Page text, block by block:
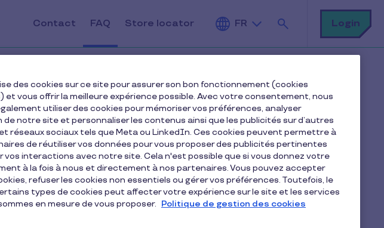
Contact FAQ Store locator FR
Rechercher
Login
via Apple Pay avec
?
des cookies sur ce site pour assurer son bon fonctionnement (cookies
et vous offrir la meilleure expérience possible. Avec votre consentement, nous
utiliser des cookies pour mémoriser vos préférences, analyser
de notre site et personnaliser les contenus ainsi que les publicités sur d’autres
réseaux sociaux tels que Meta ou LinkedIn. Ces cookies peuvent permettre à
de réutiliser vos données pour vous proposer des publicités pertinentes
vos interactions avec notre site. Cela n'est possible que si vous donnez votre
à la fois à nous et directement à nos partenaires. Vous pouvez accepter
refuser les cookies non essentiels ou gérer vos préférences. Toutefois, le
types de cookies peut affecter votre expérience sur le site et les services
en mesure de vous proposer. Politique de gestion des cookies